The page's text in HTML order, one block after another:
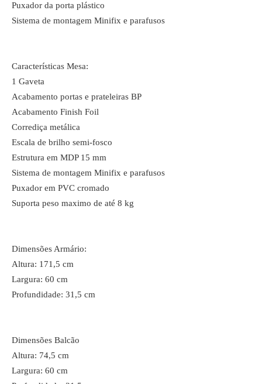
Puxador da porta plástico
Sistema de montagem Minifix e parafusos
Características Mesa:
1 Gaveta
Acabamento portas e prateleiras BP
Acabamento Finish Foil
Corrediça metálica
Escala de brilho semi-fosco
Estrutura em MDP 15 mm
Sistema de montagem Minifix e parafusos
Puxador em PVC cromado
Suporta peso maximo de até 8 kg
Dimensões Armário:
Altura: 171,5 cm
Largura: 60 cm
Profundidade: 31,5 cm
Dimensões Balcão
Altura: 74,5 cm
Largura: 60 cm